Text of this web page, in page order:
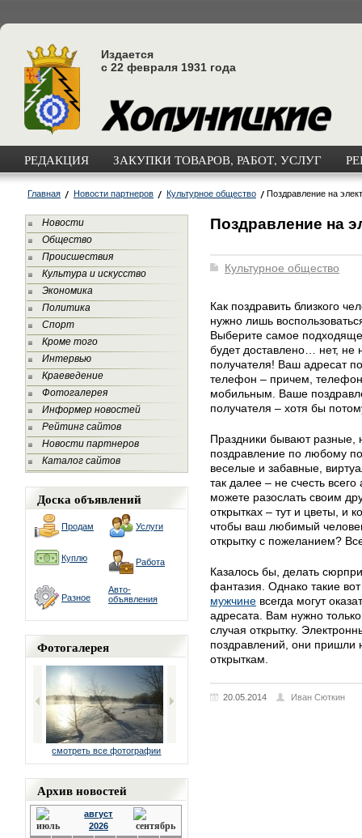
Издается
с 22 февраля 1931 года
РЕДАКЦИЯ ЗАКУПКИ ТОВАРОВ, РАБОТ, УСЛУГ
Главная Новости партнеров Культурное общество Поздравление на
Новости
Общество
Происшествия
Культура и искусство
Экономика
Политика
Спорт
Кроме того
Интервью
Краеведение
Фотогалерея
Информер новостей
Рейтинг сайтов
Новости партнеров
Каталог сайтов
Доска объявлений
Продам Услуги
Куплю Работа
Разное
Авто-
объявления
Фотогалерея
смотреть все фотографии
Архив новостей
август
2026
Поздравление на
Культурное общество
Как поздравить близкого
нужно лишь
Выберите самое
будет доставлено… нет,
получателя! Ваш адресат
телефон – причем,
мобильным. Ваше
получателя – хотя бы
Праздники бывают разные,
поздравление по любому
веселые и забавные,
так далее – не счесть
можете разослать своим
открытках – тут и цветы, и
чтобы ваш любимый
открытку с пожеланием?
Казалось бы, делать
фантазия. Однако такие
мужчине всегда могут
адресата. Вам нужно
случая открытку.
поздравлений, они пришли
открыткам.
20.05.2014 Иван Сюткин